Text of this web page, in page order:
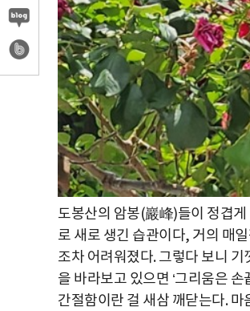
도봉산의 암봉(巖峰)들이 정겹게
로 새로 생긴 습관이다, 거의 매
조차 어려워졌다. 그렇다 보니
을 바라보고 있으면 ‘그리움은
간절함이란 걸 새삼 깨닫는다.